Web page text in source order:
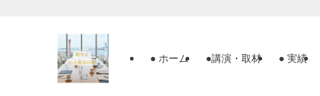
● ホーム ●講演・取材 ● 実績